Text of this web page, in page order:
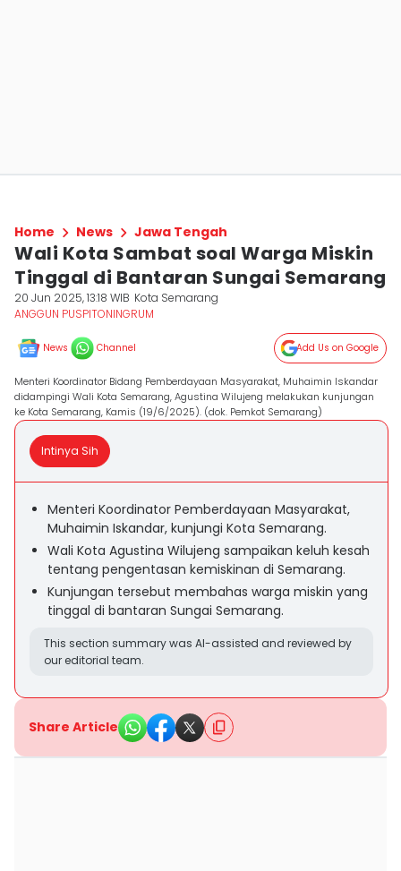
Home News Jawa Tengah
Wali Kota Sambat soal Warga Miskin
Tinggal di Bantaran Sungai Semarang
20 Jun 2025, 13:18 WIB Kota Semarang
ANGGUN PUSPITONINGRUM
News Channel Add Us on Google
Menteri Koordinator Bidang Pemberdayaan Masyarakat, Muhaimin Iskandar
didampingi Wali Kota Semarang, Agustina Wilujeng melakukan kunjungan
ke Kota Semarang, Kamis (19/6/2025). (dok. Pemkot Semarang)
Intinya Sih
Menteri Koordinator Pemberdayaan Masyarakat,
Muhaimin Iskandar, kunjungi Kota Semarang.
Wali Kota Agustina Wilujeng sampaikan keluh kesah
tentang pengentasan kemiskinan di Semarang.
Kunjungan tersebut membahas warga miskin yang
tinggal di bantaran Sungai Semarang.
This section summary was AI-assisted and reviewed by
our editorial team.
Share Article